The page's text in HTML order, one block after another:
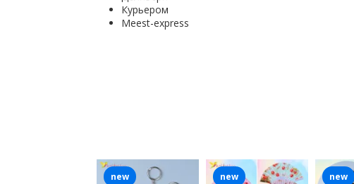
Курьером
Мeest-express
new new new